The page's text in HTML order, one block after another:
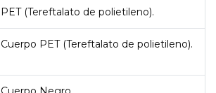
PET (Tereftalato de polietileno).
Cuerpo PET (Tereftalato de polietileno).